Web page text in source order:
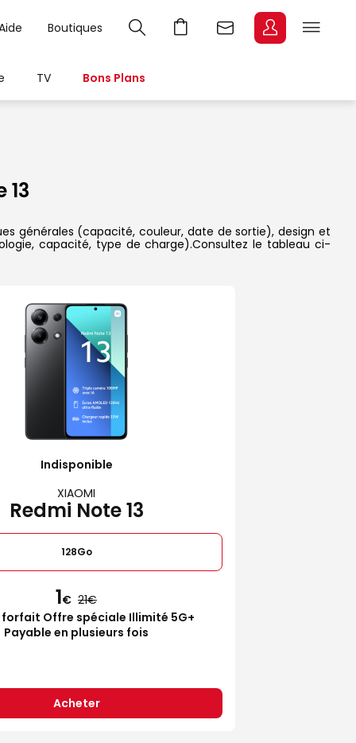
Boutiques
TV Bons Plans
13
générales (capacité, couleur, date de sortie), design et
capacité, type de charge).Consultez le tableau ci-
Indisponible
XIAOMI
Redmi Note 13
128Go
1€ 21
forfait Offre spéciale Illimité 5G+
Payable en plusieurs fois
Acheter